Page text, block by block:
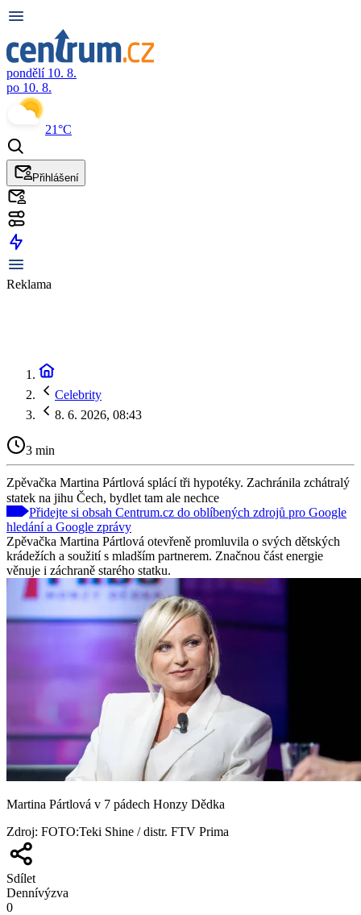
pondělí 10. 8.
po 10. 8.
21°C
Přihlášení
Reklama
Celebrity
8. 6. 2026, 08:43
3 min
Zpěvačka Martina Pártlová splácí tři hypotéky. Zachránila zchátralý
statek na jihu Čech, bydlet tam ale nechce
Přidejte si obsah Centrum.cz do oblíbených zdrojů pro Google
hledání a Google zprávy
Zpěvačka Martina Pártlová otevřeně promluvila o svých dětských
krádežích a soužití s mladším partnerem. Značnou část energie
věnuje i záchraně starého statku.
Martina Pártlová v 7 pádech Honzy Dědka
Zdroj: FOTO:Teki Shine / distr. FTV Prima
Sdílet
Dennívýzva
0